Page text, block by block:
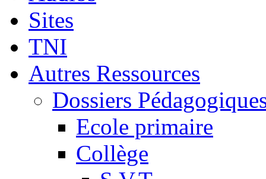
Sites
TNI
Autres Ressources
Dossiers
Ecole primaire
Collège